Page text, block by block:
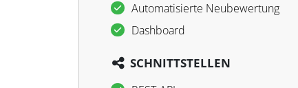
Automatisierte Neubewertung
Dashboard
SCHNITTSTELLEN